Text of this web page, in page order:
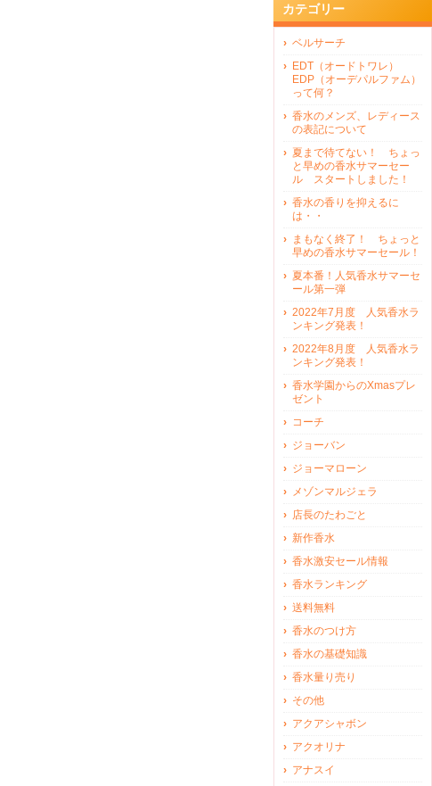
カテゴリー
ベルサーチ
EDT（オードトワレ）
EDP（オーデパルファム）
って何？
香水のメンズ、レディース
の表記について
夏まで待てない！ ちょっ
と早めの香水サマーセー
ル スタートしました！
香水の香りを抑えるに
は・・
まもなく終了！ ちょっと
早めの香水サマーセール！
夏本番！人気香水サマーセ
ール第一弾
2022年7月度 人気香水ラ
ンキング発表！
2022年8月度 人気香水ラ
ンキング発表！
香水学園からのXmasプレ
ゼント
コーチ
ジョーバン
ジョーマローン
メゾンマルジェラ
店長のたわごと
新作香水
香水激安セール情報
香水ランキング
送料無料
香水のつけ方
香水の基礎知識
香水量り売り
その他
アクアシャボン
アクオリナ
アナスイ